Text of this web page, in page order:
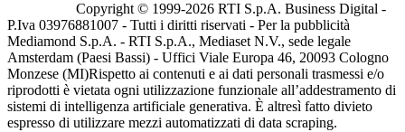
Copyright © 1999-2026 RTI S.p.A. Business Digital -
P.Iva 03976881007 - Tutti i diritti riservati - Per la pubblicità
Mediamond S.p.A. - RTI S.p.A., Mediaset N.V., sede legale
Amsterdam (Paesi Bassi) - Uffici Viale Europa 46, 20093 Cologno
Monzese (MI)Rispetto ai contenuti e ai dati personali trasmessi e/o
riprodotti è vietata ogni utilizzazione funzionale all’addestramento di
sistemi di intelligenza artificiale generativa. È altresì fatto divieto
espresso di utilizzare mezzi automatizzati di data scraping.